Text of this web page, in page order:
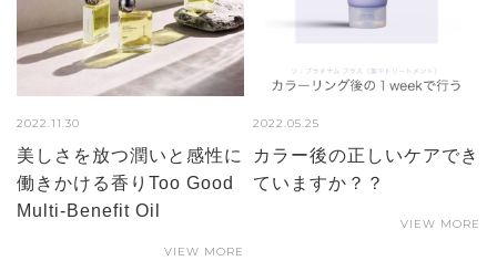
2022.11.30
美しさを放つ潤いと感性に
働きかける香りToo Good
Multi-Benefit Oil
VIEW MORE
2022.05.25
カラー後の正しいケアでき
ていますか？？
VIEW MORE